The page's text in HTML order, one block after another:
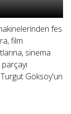
fes
film
sinema
Göksoy'un